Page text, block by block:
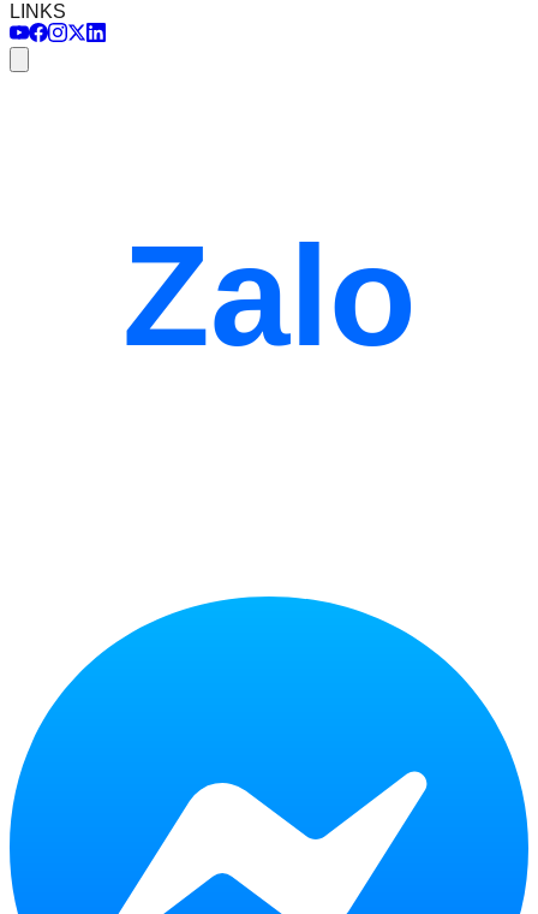
LINKS
Zalo